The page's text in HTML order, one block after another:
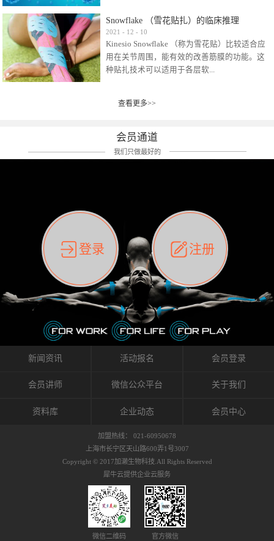
比如我本人，几乎天天接触KINESIO肌内效，无
论从皮肤适应性还是本人皮肤本身就不属于不
易过敏的那种，基本不会有过敏瘙痒的情况。
但是，当身体不适、休息不好、持续紧张等特
殊因素的影响下，有时还是会出现瘙痒过敏的
前后后居家近30天左右，感觉日子都日夜颠倒
痛影响走路。当天疼痛部贴了EDF和胃十字，膝
关节贴了半月板贴布。第2天第12肋部的EDF和
消失，贴布也没有出现进一步瘙痒过敏。而膝
关节的半月板贴布张力用的100%，但自始至终
它都很坚强的贴着，没有出现过任何瘙痒的迹
象。不同的条件下，同一个身体，不同的部位
皮肤的敏感度也有不同。因此我们KINESIO要做
的，是在研发生产过程中竭尽全力的降低致敏
性，减少贴布本身带来的致敏率。那到底是什
么原因引起的过敏瘙痒呢？我整理了以下内容
仅供大家参考，希望能给予大家帮助。首先我
们分析解剖下过敏的原因，然后简说一下
KINESIO贴布贴扎后预防应对。我把导致过敏的
原因，简单分为外因和内因。外因1，贴布贴布
括：1）面料的伸展率、回缩率、纤维的刺激
能会给皮肤带来过度的刺激，从而引起过敏瘙
Kinesio Taping Association International
（KTAI）名誉会长 身体具有免疫、疼痛、细胞
破坏、发热、修复、增殖、再生等自然愈合能
力。 多作为细胞因子存在于皮肤表皮、真皮、
扎疗法）的效果是通过创造一个环境，使每种
以激发身体的自然愈合能力。 通常，药物会削
弱细胞因子的作用，单方面还会引起副作用的
症状。 与此相比，Kinesio肌内效贴创造了细
的控制仍有许多未知。 细胞因子是一种酵素，
各种各样的酵素起着适当的作用，为细胞创造
了适合居住的环境。 在现代医学上，这种细胞
因子是一种酶的观点往往被否定，但在体内有
有毒细菌和无毒细菌，它们起着保持身体平衡
的作用。 Kinesio肌内效贴不像药物那样在短时
间内表现出症状，而是通过花费时间创造一个
对身体没有伤害（副作用等）的环境来减轻症
状。 但是，由于营养、精神、运动的平衡被破
坏，各种细胞就会发生病态变化。 在一定的状
态下，细胞因子会自动捕捉异常，并在细胞之
间传递适当的修复信息。可以收集各自所需的
因子级联；细胞因子的连锁反应）。 如果这种
者甚至提供不需要的物质。 因此，身体所需的
自然愈合能力不仅不能发挥作用，反而会造成
恶化的环境。Kinesio肌内效贴的作用，就是解
决这些问题。 KinesioTaping ® （Kinesio贴扎
疗法）的概念是空（空间），动（流动），冷
（抑制热的上升），为了实现这些，贴布的质
作出来。 特别地，Kinesio Medical
Tappling®（Kinesio医疗贴扎）通过从皮肤表面
长时间给予适...
Snowflake （雪花贴扎）的临床推理
2021 - 12 - 10
Kinesio Snowflake （称为雪花贴）比较适合应
用在关节周围，能有效的改善筋膜的功能。这
种贴扎技术可以适用于各层软...
组织:肌肉，肌腱，韧带（主要围绕有问题的关
状，而是指贴布本身很重量，以及贴布刺激的
类型。贴布的应用充分利用了体内由间质液组
成的自然流体力学的流体层。这种轻微的刺激
间，还可以在单片贴布上提供支持和深度刺
激。通过对间质液的适当控制，可以连接皮下
筋膜，对关节进行非常轻柔的刺激，增加患部
的治疗区域。 snowflake“雪花”贴布不会妨碍皮
肤上下左右运动，有效的辅助修复关节周围组
织的筋膜。它可以作用于关节或肌肉表面，释
放压力，刺激深层筋膜。“雪花”贴扎疗法是一
种可以改变肌肉、筋膜和间质液之间自然流动
关系的方法。 间质液间质被称为人体的新器
官。研究人员认为，整个身体的网络是由坚韧
且柔软的蛋白质结构所支撑的相互连接的充满
流体的空间构成的。如果作为脏器，这是人体
最大的脏器，约占体重的20%（相比之下，皮
内流通，有助于细胞的再生和恢复。“1”“雪花”
周围进行轻柔的刺激，改善受影响的关节和肌
到辅助修复损伤组织的作用。对组织的营养供
膜，韧带和关节周围皮下组织的关节囊。 流
体力学理论加濑博士-Kinesio肌内效贴布的发明
人流体力学理论是以对日常生活产生反复影响
的纤细筋膜的性质为焦点。 筋膜容易受到外部
查看更多>>
会员通道
我们只做最好的
登录 注册
新闻资讯 活动报名 会员登录
会员讲师 微信公众平台 关于我们
资料库 企业动态 会员中心
加盟热线： 021-60950678
上海市长宁区天山路600弄1号3007
Copyright © 2017加濑生物科技.All Rights Reserved
犀牛云提供企业云服务
微信二维码 官方微信